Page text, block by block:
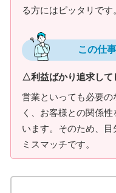
る方にはピッタリです
この仕
△利益ばかり追求して
営業といっても必要
く、お客様との関係
います。そのため、
ミスマッチです。